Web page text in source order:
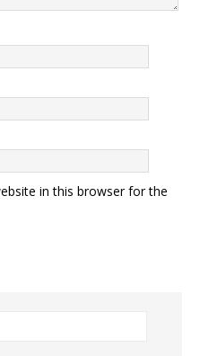
in this browser for the